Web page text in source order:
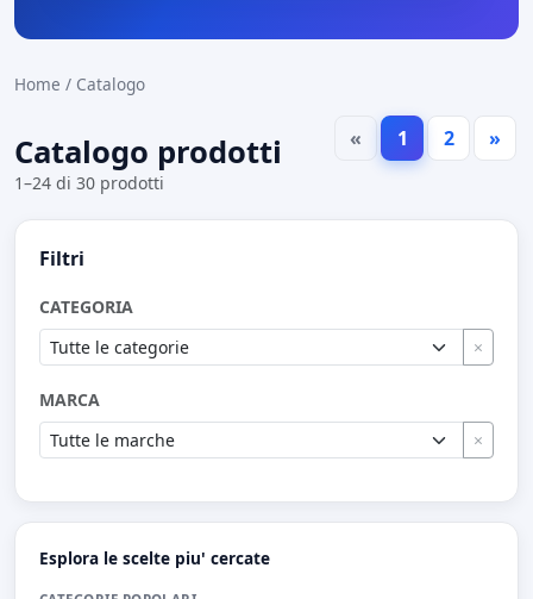
Home / Catalogo
Catalogo prodotti « 1 2 »
1–24 di 30 prodotti
Filtri
CATEGORIA
×
MARCA
×
Esplora le scelte piu' cercate